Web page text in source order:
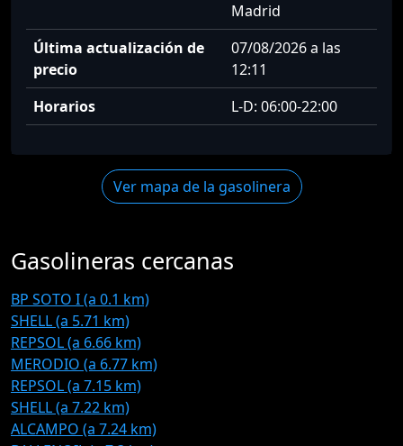
Madrid
Última actualización de
precio
07/08/2026 a las
12:11
Horarios
L-D: 06:00-22:00
Ver mapa de la gasolinera
Gasolineras cercanas
BP SOTO I (a 0.1 km)
SHELL (a 5.71 km)
REPSOL (a 6.66 km)
MERODIO (a 6.77 km)
REPSOL (a 7.15 km)
SHELL (a 7.22 km)
ALCAMPO (a 7.24 km)